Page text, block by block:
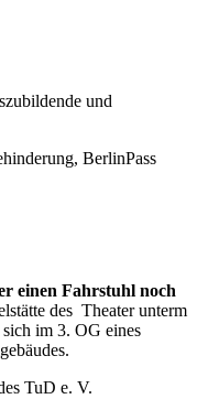
und
BerlinPass
einen Fahrstuhl noch
des Theater unterm
im 3. OG eines
TuD e. V.